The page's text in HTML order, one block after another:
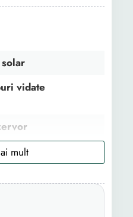
1260 mm
vidate